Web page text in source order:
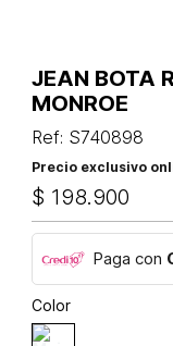
JEAN BOTA
MONROE
Ref: S740898
Precio exclusivo
$ 198.900
Paga con
Color